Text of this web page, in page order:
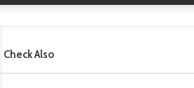
Check Also